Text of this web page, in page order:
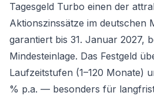
Tagesgeld Turbo einen der
Aktionszinssätze im
garantiert bis 31. Januar 2027,
Mindesteinlage. Das Festgeld
Laufzeitstufen (1–120 Monate)
% p.a. — besonders für